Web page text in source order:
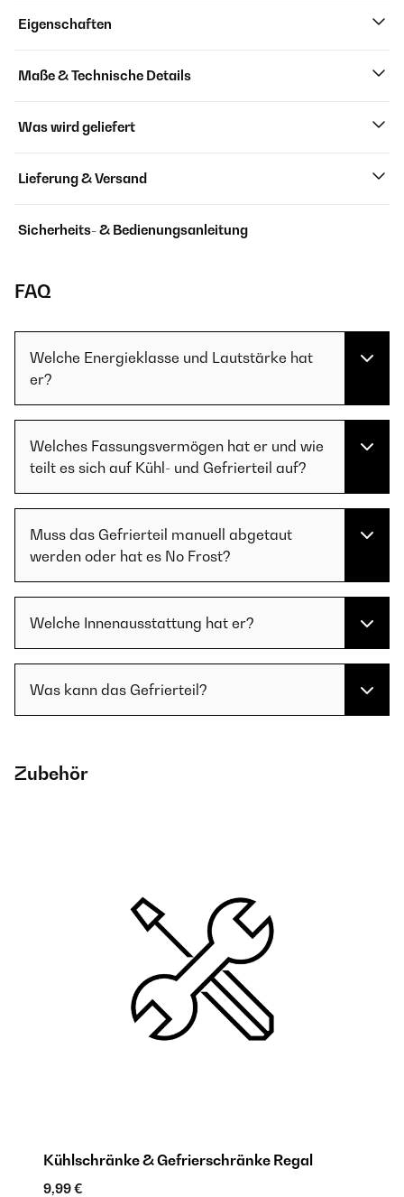
Eigenschaften
Maße & Technische Details
Was wird geliefert
Lieferung & Versand
Sicherheits- & Bedienungsanleitung
FAQ
Welche Energieklasse und Lautstärke hat
er?
Welches Fassungsvermögen hat er und wie
teilt es sich auf Kühl- und Gefrierteil auf?
Muss das Gefrierteil manuell abgetaut
werden oder hat es No Frost?
Welche Innenausstattung hat er?
Was kann das Gefrierteil?
Zubehör
Kühlschränke & Gefrierschränke Regal
9,99 €